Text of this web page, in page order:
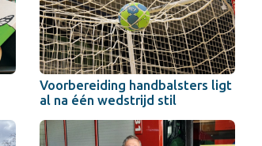
Voorbereiding handbalsters ligt
al na één wedstrijd stil